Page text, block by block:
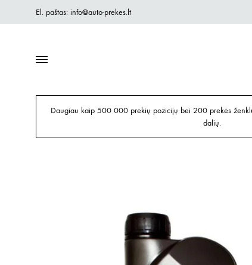
El. paštas: info@auto-prekes.lt
Daugiau kaip 500 000 prekių pozicijų bei 200 prekės
dalių.